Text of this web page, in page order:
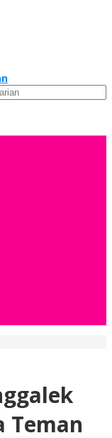
Teman